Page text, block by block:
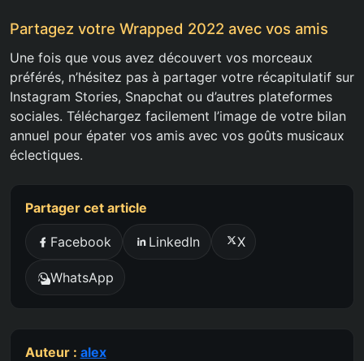
Partagez votre Wrapped 2022 avec vos amis
Une fois que vous avez découvert vos morceaux
préférés, n’hésitez pas à partager votre récapitulatif sur
Instagram Stories, Snapchat ou d’autres plateformes
sociales. Téléchargez facilement l’image de votre bilan
annuel pour épater vos amis avec vos goûts musicaux
éclectiques.
Partager cet article
Facebook LinkedIn X
WhatsApp
Auteur : alex